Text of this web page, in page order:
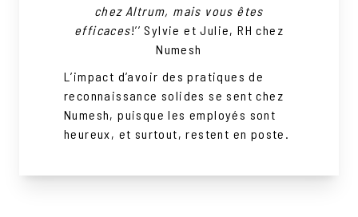
chez Altrum, mais vous êtes
efficaces!’’ Sylvie et Julie, RH chez
Numesh
L’impact d’avoir des pratiques de
reconnaissance solides se sent chez
Numesh, puisque les employés sont
heureux, et surtout, restent en poste.